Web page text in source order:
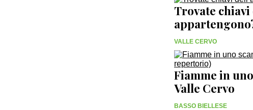
Trovate chiavi
VALLE CERVO
Fiamme in
Valle Cervo
BASSO BIELLESE